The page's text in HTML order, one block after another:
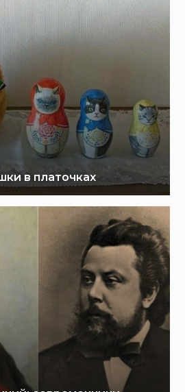
в платочках